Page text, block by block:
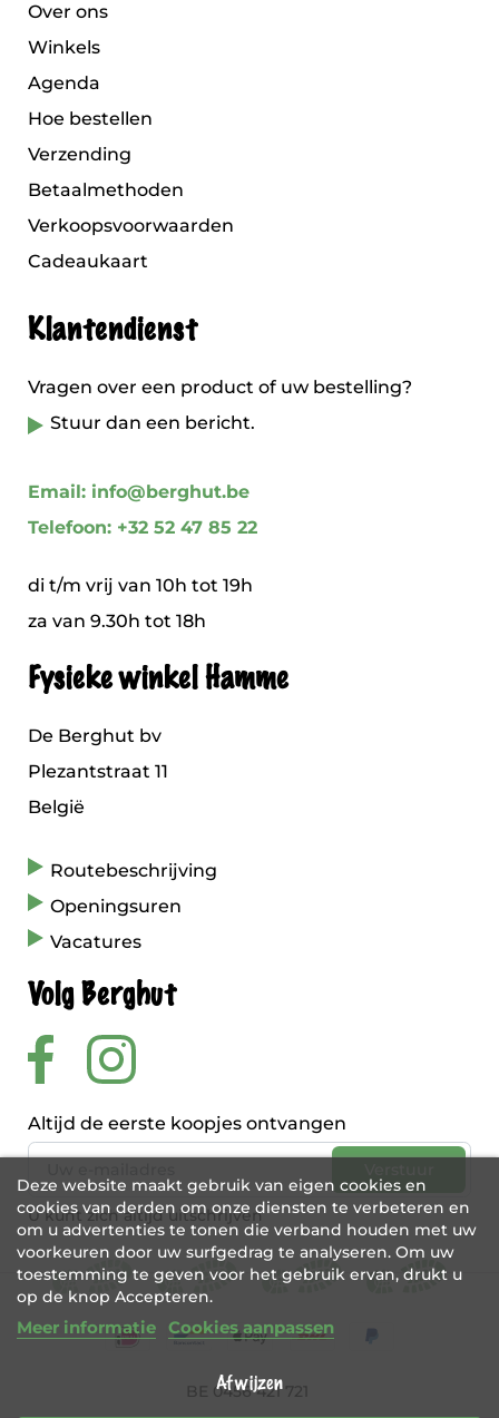
Over ons
Winkels
Agenda
Hoe bestellen
Verzending
Betaalmethoden
Verkoopsvoorwaarden
Cadeaukaart
Klantendienst
Vragen over een product of uw bestelling?
Stuur dan een bericht.
Email: info@berghut.be
Telefoon: +32 52 47 85 22
di t/m vrij van 10h tot 19h
za van 9.30h tot 18h
Fysieke winkel Hamme
De Berghut bv
Plezantstraat 11
België
Routebeschrijving
Openingsuren
Vacatures
Volg Berghut
Altijd de eerste koopjes ontvangen
U kunt zich altijd uitschrijven
Deze website maakt gebruik van eigen cookies en
cookies van derden om onze diensten te verbeteren en
om u advertenties te tonen die verband houden met uw
voorkeuren door uw surfgedrag te analyseren. Om uw
toestemming te geven voor het gebruik ervan, drukt u
op de knop Accepteren.
Meer informatie Cookies aanpassen
Afwijzen
BE 0456 421 721